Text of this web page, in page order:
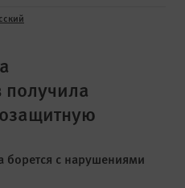
борется с нарушениями